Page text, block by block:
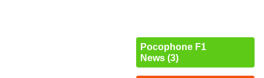
Pocophone F1
News (3)